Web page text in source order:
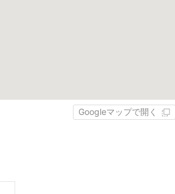
Googleマップで開く